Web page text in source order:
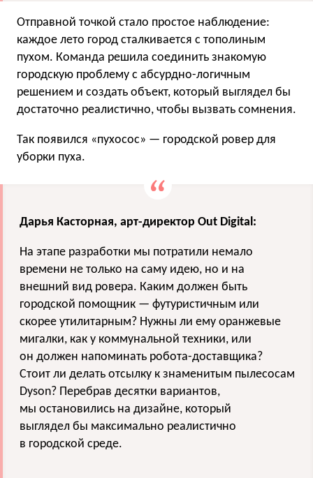
Отправной точкой стало простое наблюдение:
каждое лето город сталкивается с тополиным
пухом. Команда решила соединить знакомую
городскую проблему с абсурдно-логичным
решением и создать объект, который выглядел бы
достаточно реалистично, чтобы вызвать сомнения.
Так появился «пухосос» — городской ровер для
уборки пуха.
Дарья Касторная, арт-директор Out Digital:
На этапе разработки мы потратили немало
времени не только на саму идею, но и на
внешний вид ровера. Каким должен быть
городской помощник — футуристичным или
скорее утилитарным? Нужны ли ему оранжевые
мигалки, как у коммунальной техники, или
он должен напоминать робота-доставщика?
Стоит ли делать отсылку к знаменитым пылесосам
Dyson? Перебрав десятки вариантов,
мы остановились на дизайне, который
выглядел бы максимально реалистично
в городской среде.